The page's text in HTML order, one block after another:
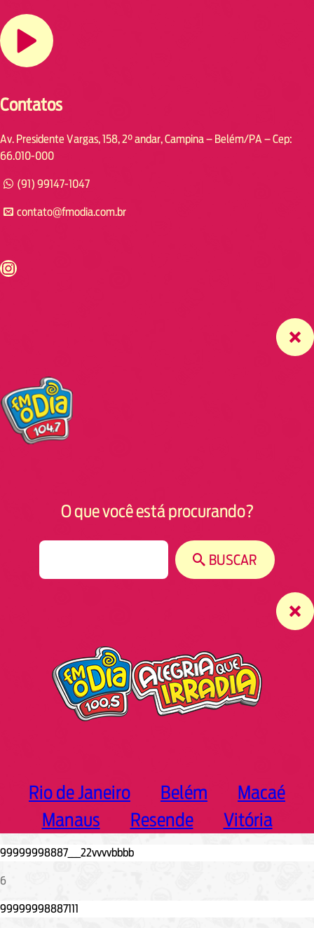
Contatos
Av. Presidente Vargas, 158, 2° andar, Campina – Belém/PA – Cep:
66.010-000
(91) 99147-1047
contato@fmodia.com.br
https://www.instagram.com/fmodia.cabofrio/
O que você está procurando?
BUSCAR
Rio de Janeiro Belém
Macaé
Manaus
Resende Vitória
6